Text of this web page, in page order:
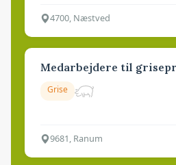
4700, Næstved
Medarbejdere til
Grise
9681, Ranum